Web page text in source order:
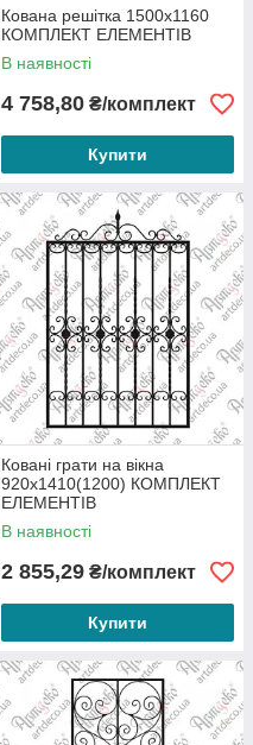
Кована решітка 1500х1160
КОМПЛЕКТ ЕЛЕМЕНТІВ
В наявності
4 758,80 ₴/комплект
Купити
Ковані грати на вікна
920х1410(1200) КОМПЛЕКТ
ЕЛЕМЕНТІВ
В наявності
2 855,29 ₴/комплект
Купити